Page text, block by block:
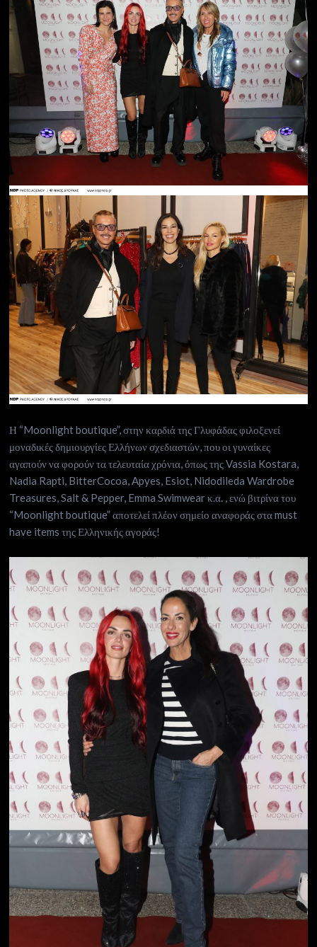
Η “Moonlight boutique”, στην καρδιά της Γλυφάδας φιλοξενεί
μοναδικές δημιουργίες Ελλήνων σχεδιαστών, που οι γυναίκες
αγαπούν να φορούν τα τελευταία χρόνια, όπως της Vassia Kostara,
Nadia Rapti, BitterCocoa, Apyes, Esiot, Nidodileda Wardrobe
Treasures, Salt & Pepper, Emma Swimwear κ.α. , ενώ βιτρίνα του
“Moonlight boutique” αποτελεί πλέον σημείο αναφοράς στα must
have items της Ελληνικής αγοράς!